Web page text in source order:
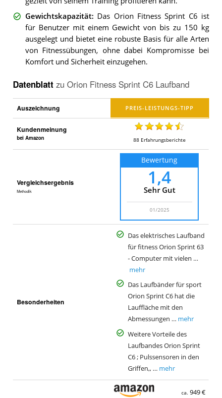
Gewichtskapazität: Das Orion Fitness Sprint C6 ist
für Benutzer mit einem Gewicht von bis zu 150 kg
ausgelegt und bietet eine robuste Basis für alle Arten
von Fitnessübungen, ohne dabei Kompromisse bei
Komfort und Sicherheit einzugehen.
Datenblatt zu Orion Fitness Sprint C6 Laufband
Auszeichnung
Kundenmeinung
bei Amazon 88 Erfahrungsberichte
Vergleichsergebnis
Methodik
Bewertung
1,4
Sehr Gut
01/2025
Besonderheiten
Das elektrisches Laufband
für fitness Orion Sprint 63
- Computer mit vielen …
mehr
Das Laufbänder für sport
Orion Sprint C6 hat die
Lauffläche mit den
Abmessungen … mehr
Weitere Vorteile des
Laufbandes Orion Sprint
C6 ; Pulssensoren in den
Griffen,, … mehr
ca. 949 €